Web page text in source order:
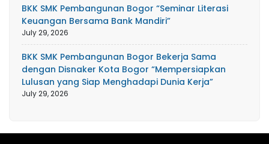
BKK SMK Pembangunan Bogor “Seminar Literasi
Keuangan Bersama Bank Mandiri”
July 29, 2026
BKK SMK Pembangunan Bogor Bekerja Sama
dengan Disnaker Kota Bogor “Mempersiapkan
Lulusan yang Siap Menghadapi Dunia Kerja”
July 29, 2026